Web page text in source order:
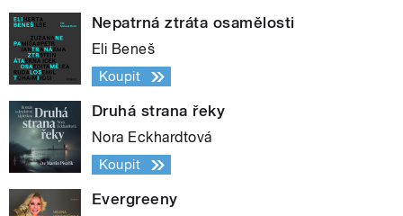
Nepatrná ztráta osamělosti
Eli Beneš
Koupit
Druhá strana řeky
Nora Eckhardtová
Koupit
Evergreeny